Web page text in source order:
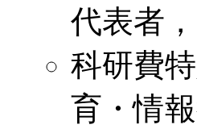
代表者
科研費
育・情